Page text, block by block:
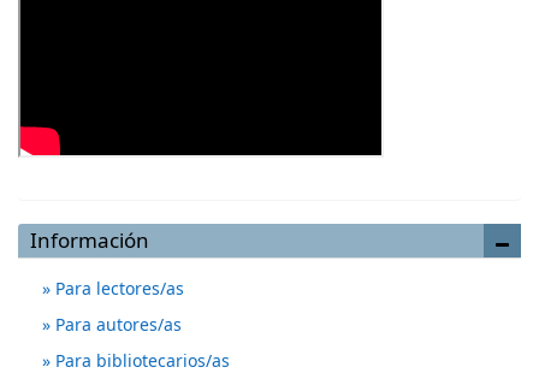
Información
Para lectores/as
Para autores/as
Para bibliotecarios/as